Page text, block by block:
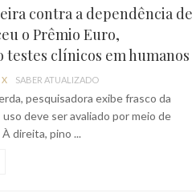
contra a dependência de
o Prêmio Euro,
testes clínicos em humanos
X SABER ATUALIZADO
pesquisadora exibe frasco da
uso deve ser avaliado por meio de
direita, pino ...